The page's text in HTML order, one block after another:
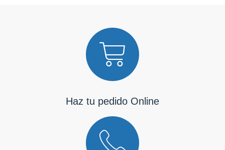
Haz tu pedido Online